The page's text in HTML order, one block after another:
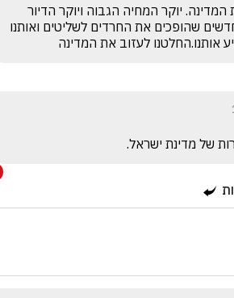
אותנו.החלטנו לעזוב את המדינה
של מדינת ישראל.